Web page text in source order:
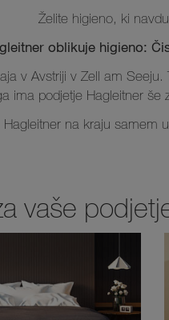
Želite higieno, ki
oblikuje higieno:
v Avstriji v Zell am
ima podjetje Hagleitner še
Hagleitner na kraju samem
vaše